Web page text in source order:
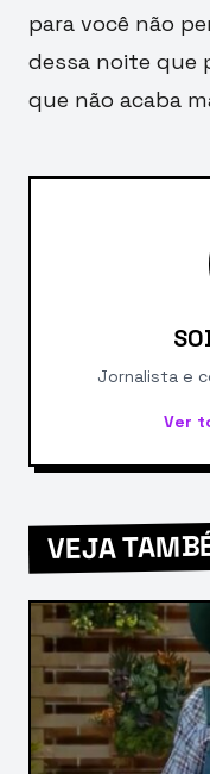
para você não
dessa noite que
que não acaba
Jornalista e
Ver
VEJA